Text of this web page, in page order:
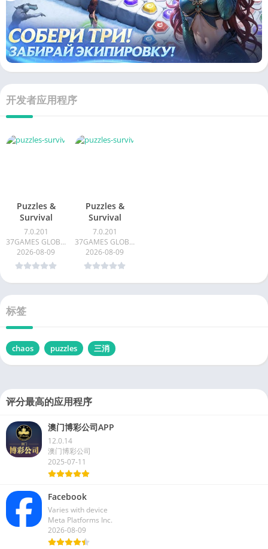
开发者应用程序
Puzzles &
Survival
7.0.201
37GAMES GLOBAL
2026-08-09
Puzzles &
Survival
7.0.201
37GAMES GLOBAL
2026-08-09
标签
chaos puzzles 三消
评分最高的应用程序
澳门博彩公司APP
12.0.14
澳门博彩公司
2025-07-11
Facebook
Varies with device
Meta Platforms Inc.
2026-08-09